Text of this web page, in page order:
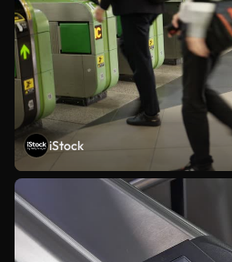
iStock